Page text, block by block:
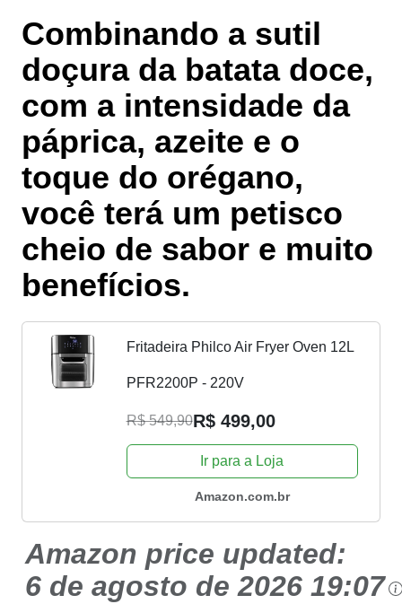
Combinando a sutil
doçura da batata doce,
com a intensidade da
páprica, azeite e o
toque do orégano,
você terá um petisco
cheio de sabor e muito
benefícios.
Fritadeira Philco Air Fryer Oven 12L
PFR2200P - 220V
R$ 549,90R$ 499,00
Ir para a Loja
Amazon.com.br
Amazon price updated:
6 de agosto de 2026 19:07